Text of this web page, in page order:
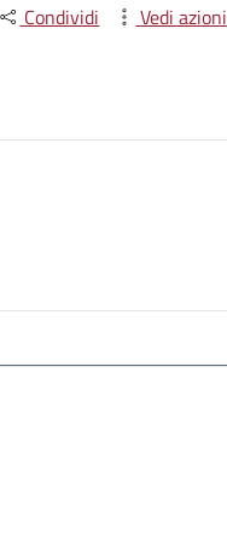
Condividi Vedi azioni